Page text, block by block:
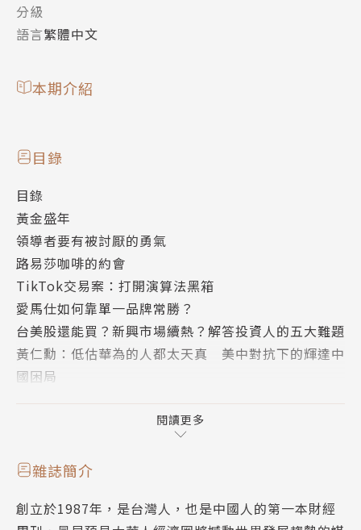
分級
語言繁體中文
本期介紹
目錄
目錄
黃金盛年
領導者要有被討厭的勇氣
路易莎咖啡的約會
TikTok交易案：打開演算法黑箱
愛馬仕如何靠單一品牌常勝？
台美股還能買？新興市場續熱？解答投資人的五大難題
黃仁勳：低估華為的人都太天真 美中對抗下的輝達中
國困局
軍工、AI完蛋？只是談判手段？3層次解讀中國稀土戰
鴻海一樁罕見合資案背後 搶蘋果摺疊機「王冠上珍
AI泡沫疑慮、稀土風暴關鍵一個月 股市「將軍倒下訊
閱讀更多
雜誌簡介
創立於1987年，是台灣人，也是中國人的第一本財經